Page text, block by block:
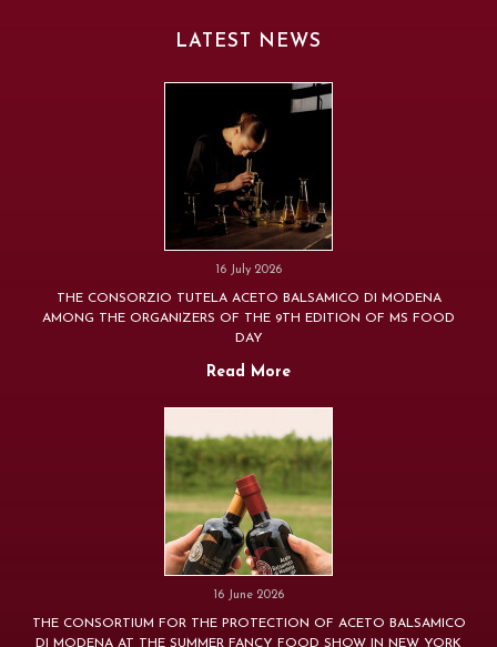
LATEST NEWS
16 July 2026
THE CONSORZIO TUTELA ACETO BALSAMICO DI MODENA
AMONG THE ORGANIZERS OF THE 9TH EDITION OF MS FOOD
DAY
Read More
16 June 2026
THE CONSORTIUM FOR THE PROTECTION OF ACETO BALSAMICO
DI MODENA AT THE SUMMER FANCY FOOD SHOW IN NEW YORK